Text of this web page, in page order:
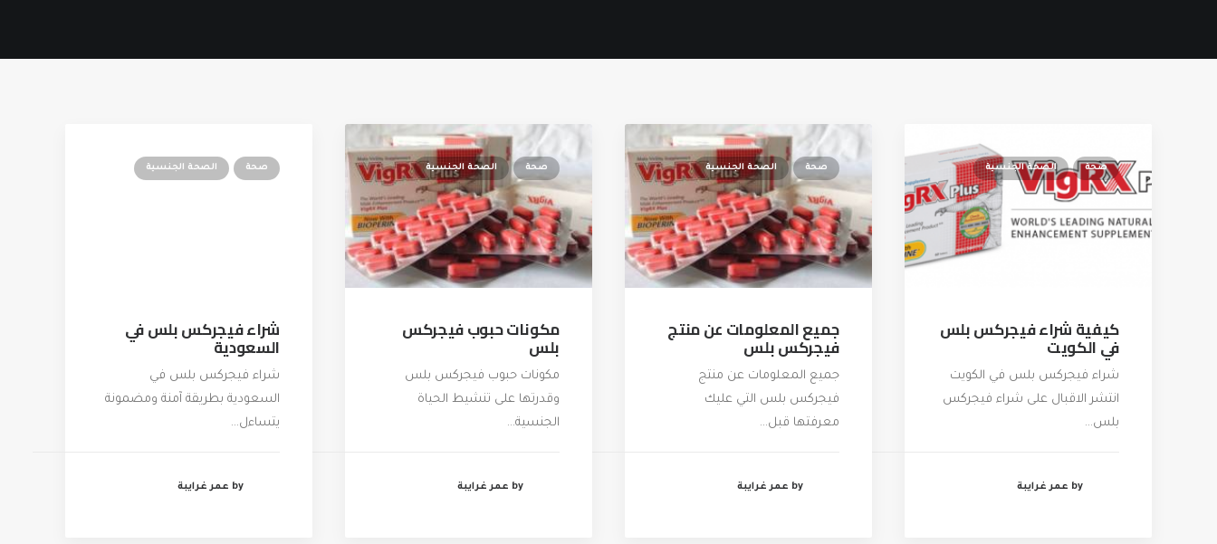
صحة الصحة الجنسية
كيفية شراء فيجركس بلس
في الكويت
شراء فيجركس بلس في الكويت
انتشر الاقبال على شراء فيجركس
بلس…
by عمر غرايبة
صحة الصحة الجنسية
جميع المعلومات عن منتج
فيجركس بلس
جميع المعلومات عن منتج
فيجركس بلس التي عليك
معرفتها قبل…
by عمر غرايبة
صحة الصحة الجنسية
مكونات حبوب فيجركس
بلس
مكونات حبوب فيجركس بلس
وقدرتها على تنشيط الحياة
الجنسية…
by عمر غرايبة
صحة الصحة الجنسية
شراء فيجركس بلس في
السعودية
شراء فيجركس بلس في
السعودية بطريقة آمنة ومضمونة
يتساءل…
by عمر غرايبة